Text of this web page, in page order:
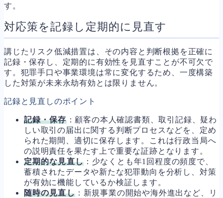
す。
対応策を記録し定期的に見直す
講じたリスク低減措置は、その内容と判断根拠を正確に
記録・保存し、定期的に有効性を見直すことが不可欠で
す。犯罪手口や事業環境は常に変化するため、一度構築
した対策が未来永劫有効とは限りません。
記録と見直しのポイント
記録・保存：顧客の本人確認書類、取引記録、疑わ
しい取引の届出に関する判断プロセスなどを、定め
られた期間、適切に保存します。これは行政当局へ
の説明責任を果たす上で重要な証跡となります。
定期的な見直し：少なくとも年1回程度の頻度で、
蓄積されたデータや新たな犯罪動向を分析し、対策
が有効に機能しているか検証します。
随時の見直し：新規事業の開始や海外進出など、リ